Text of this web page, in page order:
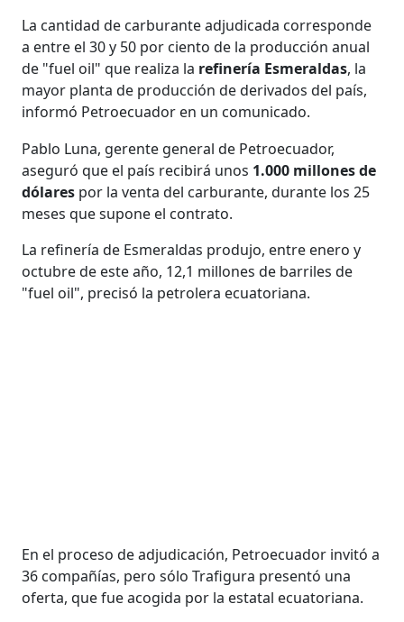
La cantidad de carburante adjudicada corresponde
a entre el 30 y 50 por ciento de la producción anual
de "fuel oil" que realiza la refinería Esmeraldas, la
mayor planta de producción de derivados del país,
informó Petroecuador en un comunicado.
Pablo Luna, gerente general de Petroecuador,
aseguró que el país recibirá unos 1.000 millones de
dólares por la venta del carburante, durante los 25
meses que supone el contrato.
La refinería de Esmeraldas produjo, entre enero y
octubre de este año, 12,1 millones de barriles de
"fuel oil", precisó la petrolera ecuatoriana.
En el proceso de adjudicación, Petroecuador invitó a
36 compañías, pero sólo Trafigura presentó una
oferta, que fue acogida por la estatal ecuatoriana.